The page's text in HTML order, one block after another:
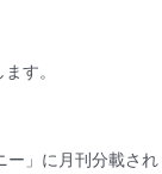
す。
ー」に月刊分載され